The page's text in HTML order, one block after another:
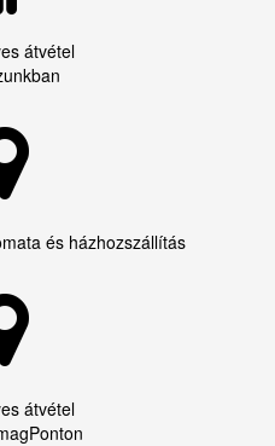
átvétel
és házhozszállítás
átvétel